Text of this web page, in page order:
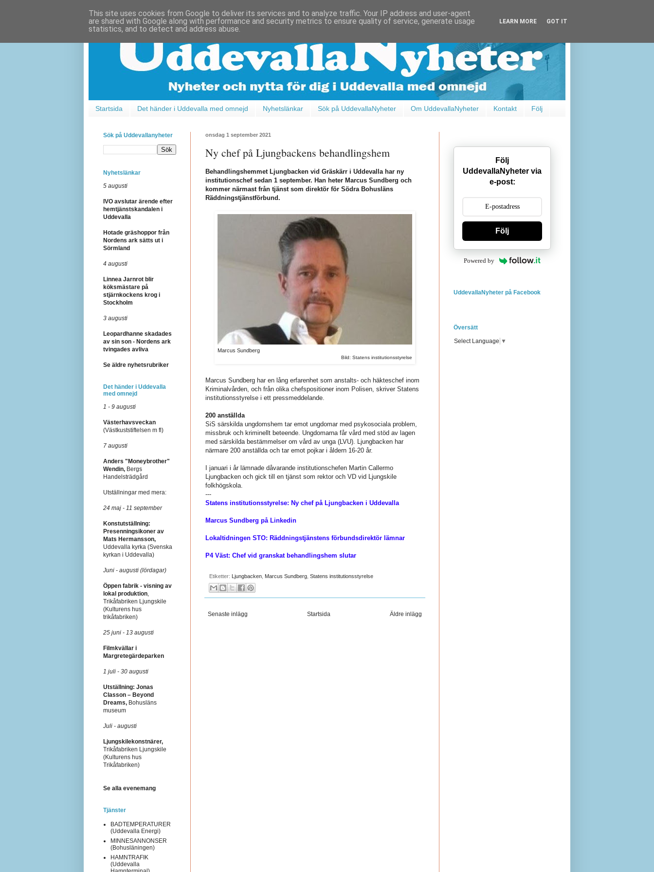
Startsida Det händer i Uddevalla med omnejd Nyhetslänkar Sök på UddevallaNyheter Om UddevallaNyheter Kontakt Följ
onsdag 1 september 2021
Ny chef på Ljungbackens behandlingshem
Behandlingshemmet Ljungbacken vid Gräskärr i Uddevalla har ny
institutionschef sedan 1 september. Han heter Marcus Sundberg och
kommer närmast från tjänst som direktör för Södra Bohusläns
Räddningstjänstförbund.
Marcus Sundberg
Bild: Statens institutionsstyrelse
Marcus Sundberg har en lång erfarenhet som anstalts- och häkteschef inom
Kriminalvården, och från olika chefspositioner inom Polisen, skriver Statens
institutionsstyrelse i ett pressmeddelande.
200 anställda
SiS särskilda ungdomshem tar emot ungdomar med psykosociala problem,
missbruk och kriminellt beteende. Ungdomarna får vård med stöd av lagen
med särskilda bestämmelser om vård av unga (LVU). Ljungbacken har
närmare 200 anställda och tar emot pojkar i åldern 16-20 år.
I januari i år lämnade dåvarande institutionschefen Martin Callermo
Ljungbacken och gick till en tjänst som rektor och VD vid Ljungskile
folkhögskola.
---
Statens institutionsstyrelse: Ny chef på Ljungbacken i Uddevalla
Marcus Sundberg på Linkedin
Lokaltidningen STO: Räddningstjänstens förbundsdirektör lämnar
P4 Väst: Chef vid granskat behandlingshem slutar
Etiketter: Ljungbacken Marcus Sundberg Statens institutionsstyrelse
Senaste inlägg Äldre inlägg
Startsida
Sök på Uddevallanyheter
Nyhetslänkar
5 augusti
IVO avslutar ärende efter
hemtjänstskandalen i
Uddevalla
Hotade gräshoppor från
Nordens ark sätts ut i
Sörmland
4 augusti
Linnea Jarnrot blir
köksmästare på
stjärnkockens krog i
Stockholm
3 augusti
Leopardhanne skadades
av sin son - Nordens ark
tvingades avliva
Se äldre nyhetsrubriker
Det händer i Uddevalla
med omnejd
1 - 9 augusti
Västerhavsveckan
(Västkuststiftelsen m fl)
7 augusti
Anders "Moneybrother"
Wendin, Bergs
Handelsträdgård
Utställningar med mera:
24 maj - 11 september
Konstutställning:
Presenningsikoner av
Mats Hermansson,
Uddevalla kyrka (Svenska
kyrkan i Uddevalla)
Juni - augusti (lördagar)
Öppen fabrik - visning av
lokal produktion
Trikåfabriken Ljungskile
(Kulturens hus
trikåfabriken)
25 juni - 13 augusti
Filmkvällar i
Margretegärdeparken
1 juli - 30 augusti
Utställning: Jonas
Classon – Beyond
Dreams, Bohusläns
museum
Juli - augusti
Ljungskilekonstnärer,
Trikåfabriken Ljungskile
(Kulturens hus
Trikåfabriken)
Se alla evenemang
Tjänster
BADTEMPERATURER
(Uddevalla Energi)
MINNESANNONSER
(Bohusläningen)
HAMNTRAFIK
(Uddevalla
Följ
UddevallaNyheter via
e-post:
Följ
Powered by
UddevallaNyheter på Facebook
Översätt
Select Language ▼
This site uses cookies from Google to deliver its services and to analyze traffic. Your IP address and user-agent
are shared with Google along with performance and security metrics to ensure quality of service, generate usage
statistics, and to detect and address abuse.
LEARN MORE GOT IT